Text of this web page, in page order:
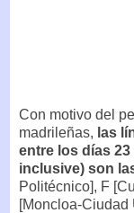
Con motivo del
madrileñas, las
entre los días
inclusive) son
Politécnico], F
[Moncloa-